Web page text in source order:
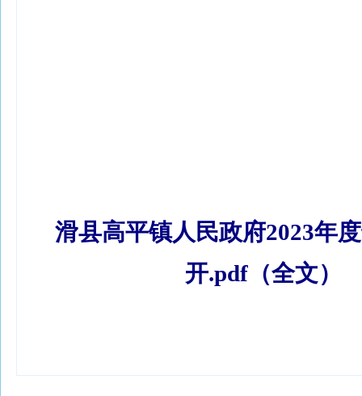
滑县高平镇人民政府2023年
开.pdf（全文）